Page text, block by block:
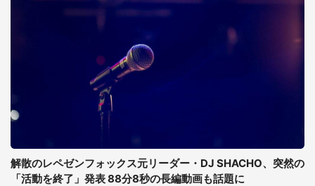
解散のレペゼンフォックス元リーダー・DJ SHACHO、突然の
「活動を終了」発表 88分8秒の長編動画も話題に